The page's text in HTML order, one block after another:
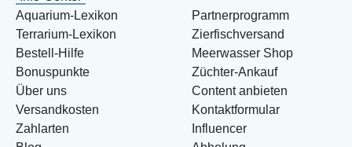
Aquarium-Lexikon
Terrarium-Lexikon
Bestell-Hilfe
Bonuspunkte
Über uns
Versandkosten
Zahlarten
Partnerprogramm
Zierfischversand
Meerwasser Shop
Züchter-Ankauf
Content anbieten
Kontaktformular
Influencer